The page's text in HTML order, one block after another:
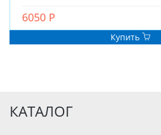
6050 Р
Купить
КАТАЛОГ